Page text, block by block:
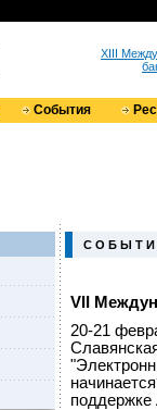
XIII
События
С О Б Ы Т И
VII
20-21
поддержке